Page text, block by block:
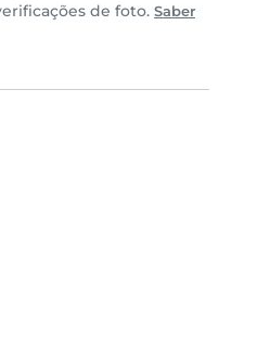
de foto. Saber